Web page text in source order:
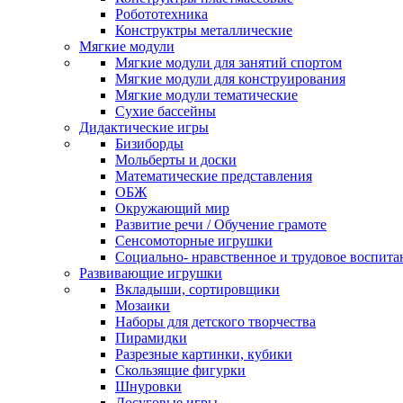
Робототехника
Конструктры металлические
Мягкие модули
Мягкие модули для занятий спортом
Мягкие модули для конструирования
Мягкие модули тематические
Сухие бассейны
Дидактические игры
Бизиборды
Мольберты и доски
Математические представления
ОБЖ
Окружающий мир
Развитие речи / Обучение грамоте
Сенсомоторные игрушки
Социально- нравственное и трудовое
Развивающие игрушки
Вкладыши, сортировщики
Мозаики
Наборы для детского творчества
Пирамидки
Разрезные картинки, кубики
Скользящие фигурки
Шнуровки